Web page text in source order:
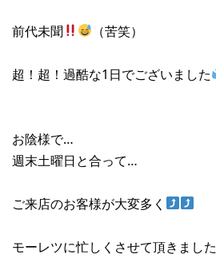
前代未聞 （苦笑）
超！超！過酷な1日でございました
お陰様で…
週末土曜日と合って…
ご来店のお客様が大変多く
モーレツに忙しくさせて頂きました